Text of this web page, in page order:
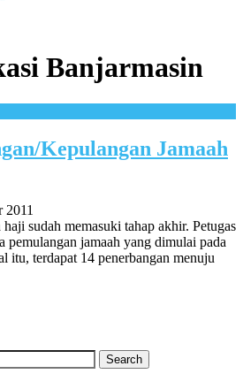
Banjarmasin
Kepulangan Jamaah
2011
sudah memasuki tahap akhir. Petugas
pemulangan jamaah yang dimulai pada
itu, terdapat 14 penerbangan menuju